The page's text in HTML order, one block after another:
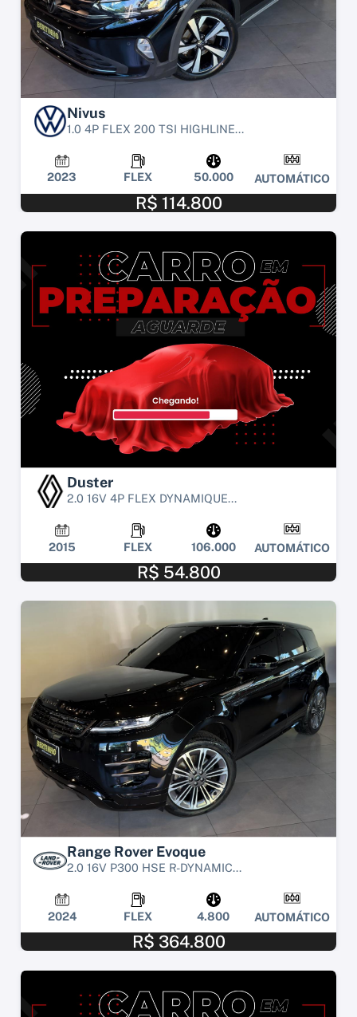
Nivus
1.0 4P FLEX 200 TSI HIGHLINE...
2023 FLEX 50.000 AUTOMÁTICO
R$ 114.800
Duster
2.0 16V 4P FLEX DYNAMIQUE...
2015 FLEX 106.000 AUTOMÁTICO
R$ 54.800
Range Rover Evoque
2.0 16V P300 HSE R-DYNAMIC...
2024 FLEX 4.800 AUTOMÁTICO
R$ 364.800